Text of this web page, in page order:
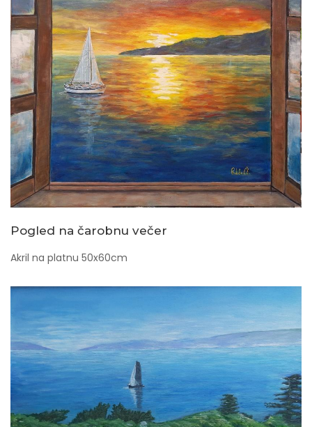
Pogled na čarobnu večer
Akril na platnu 50x60cm